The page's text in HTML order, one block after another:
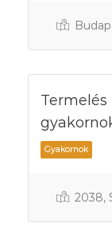
2038,